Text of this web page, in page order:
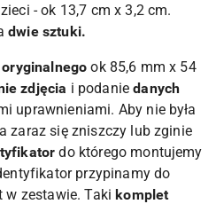
- ok 13,7 cm x 3,2 cm.
dwie sztuki.
oryginalnego ok 85,6 mm x 54
zdjęcia i podaniedanych
uprawnieniami. Aby nie była
zaraz się zniszczy lub zginie
do którego montujemy
przypinamy do
w zestawie. Takikomplet